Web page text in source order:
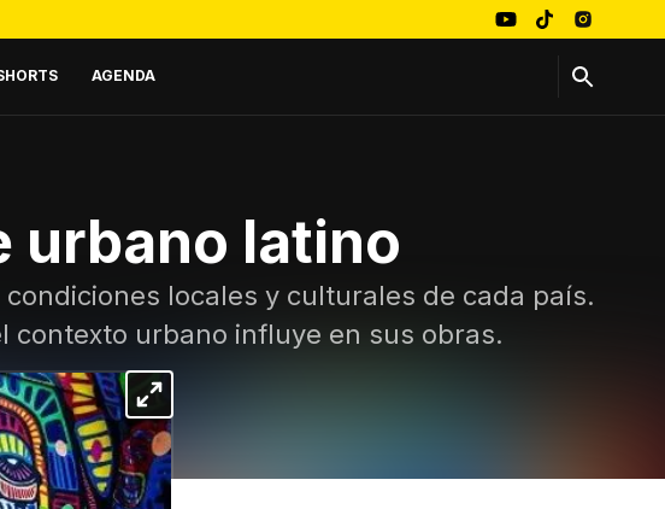
AGENDA
urbano latino
locales y culturales de cada país.
contexto urbano influye en sus obras.